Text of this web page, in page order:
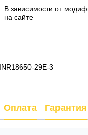
В зависимости от
на сайте
29E-3
Оплата Гарантия